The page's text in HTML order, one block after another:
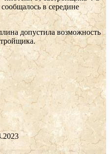
в середине
допустила возможность